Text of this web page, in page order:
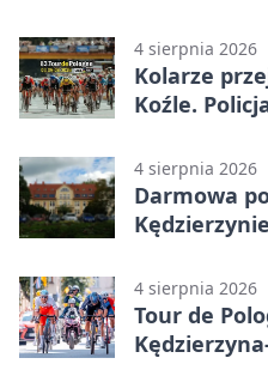
4 sierpnia 2026
Kolarze
Koźle.
4 sierpnia 2026
Darmowa
4 sierpnia 2026
Tour de